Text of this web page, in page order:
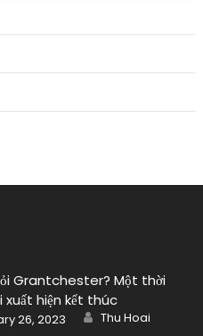
Grantchester? Một thời
xuất hiện kết thúc
26, 2023 Author
Thu Hoai